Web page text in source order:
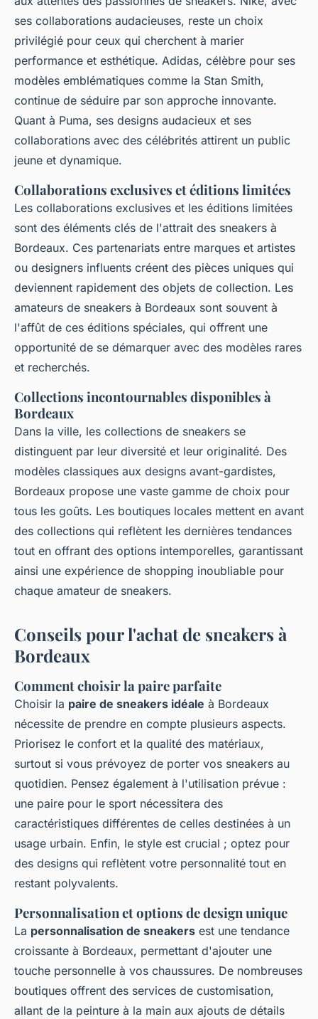
ses collaborations audacieuses, reste un choix
privilégié pour ceux qui cherchent à marier
performance et esthétique. Adidas, célèbre pour ses
modèles emblématiques comme la Stan Smith,
continue de séduire par son approche innovante.
Quant à Puma, ses designs audacieux et ses
collaborations avec des célébrités attirent un public
jeune et dynamique.
Collaborations exclusives et éditions limitées
Les collaborations exclusives et les éditions limitées
sont des éléments clés de l'attrait des sneakers à
Bordeaux. Ces partenariats entre marques et artistes
ou designers influents créent des pièces uniques qui
deviennent rapidement des objets de collection. Les
amateurs de sneakers à Bordeaux sont souvent à
l'affût de ces éditions spéciales, qui offrent une
opportunité de se démarquer avec des modèles rares
et recherchés.
Collections incontournables disponibles à
Bordeaux
Dans la ville, les collections de sneakers se
distinguent par leur diversité et leur originalité. Des
modèles classiques aux designs avant-gardistes,
Bordeaux propose une vaste gamme de choix pour
tous les goûts. Les boutiques locales mettent en avant
des collections qui reflètent les dernières tendances
tout en offrant des options intemporelles, garantissant
ainsi une expérience de shopping inoubliable pour
chaque amateur de sneakers.
Conseils pour l'achat de sneakers à
Bordeaux
Comment choisir la paire parfaite
Choisir la paire de sneakers idéale à Bordeaux
nécessite de prendre en compte plusieurs aspects.
Priorisez le confort et la qualité des matériaux,
surtout si vous prévoyez de porter vos sneakers au
quotidien. Pensez également à l'utilisation prévue :
une paire pour le sport nécessitera des
caractéristiques différentes de celles destinées à un
usage urbain. Enfin, le style est crucial ; optez pour
des designs qui reflètent votre personnalité tout en
restant polyvalents.
Personnalisation et options de design unique
La personnalisation de sneakers est une tendance
croissante à Bordeaux, permettant d'ajouter une
touche personnelle à vos chaussures. De nombreuses
boutiques offrent des services de customisation,
allant de la peinture à la main aux ajouts de détails